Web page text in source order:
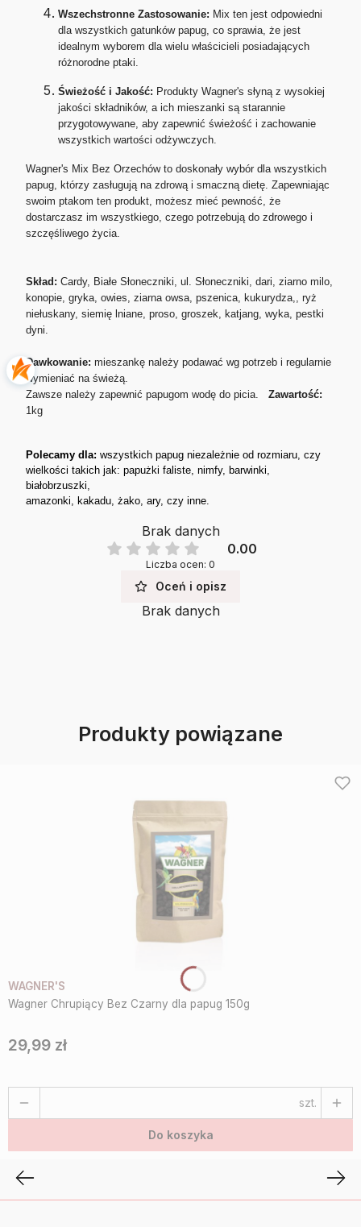
Wszechstronne Zastosowanie: Mix ten jest odpowiedni
dla wszystkich gatunków papug, co sprawia, że jest
idealnym wyborem dla wielu właścicieli posiadających
różnorodne ptaki.
Świeżość i Jakość: Produkty Wagner's słyną z wysokiej
jakości składników, a ich mieszanki są starannie
przygotowywane, aby zapewnić świeżość i zachowanie
wszystkich wartości odżywczych.
Wagner's Mix Bez Orzechów to doskonały wybór dla wszystkich
papug, którzy zasługują na zdrową i smaczną dietę. Zapewniając
swoim ptakom ten produkt, możesz mieć pewność, że
dostarczasz im wszystkiego, czego potrzebują do zdrowego i
szczęśliwego życia.
Skład: Cardy, Białe Słoneczniki, ul. Słoneczniki, dari, ziarno milo,
konopie, gryka, owies, ziarna owsa, pszenica, kukurydza,, ryż
niełuskany, siemię lniane, proso, groszek, katjang, wyka, pestki
dyni.
Dawkowanie: mieszankę należy podawać wg potrzeb i regularnie
wymieniać na świeżą.
Zawsze należy zapewnić papugom wodę do picia. Zawartość:
1kg
Polecamy dla: wszystkich papug niezależnie od rozmiaru, czy
wielkości takich jak: papużki faliste, nimfy, barwinki,
białobrzuszki,
amazonki, kakadu, żako, ary, czy inne.
Brak danych
0.00
Liczba ocen: 0
Oceń i opisz
Brak danych
Produkty powiązane
WAGNER'S
Wagner Chrupiący Bez Czarny dla papug 150g
Cena
29,99 zł
szt.
Do koszyka